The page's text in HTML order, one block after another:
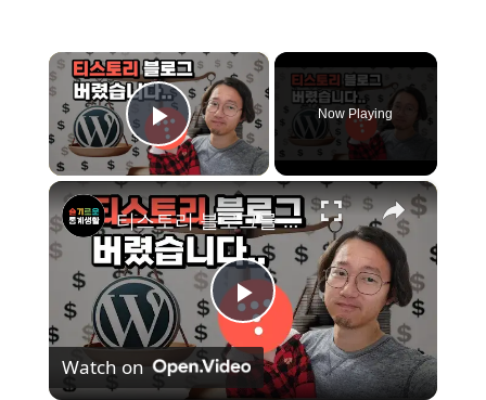
×
Play Video
Now Playing
×
P
l
티스토리 블로그를 그만 둬야하는 이유 (Feat. 슬통 홈페이지 새로 만들었습니다.)
Watch on